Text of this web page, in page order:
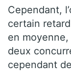
Cependant,
certain
en
deux
cependant